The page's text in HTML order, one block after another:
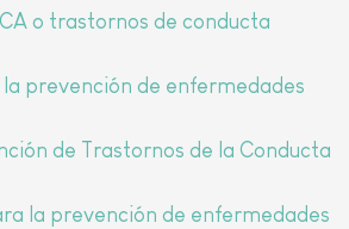
o trastornos de conducta
prevención de enfermedades
de Trastornos de la Conducta
la prevención de enfermedades